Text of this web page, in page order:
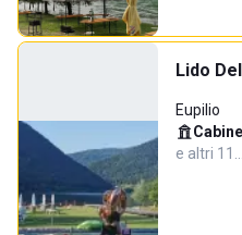
Lido
Eupilio
Cabine
e altri 11…